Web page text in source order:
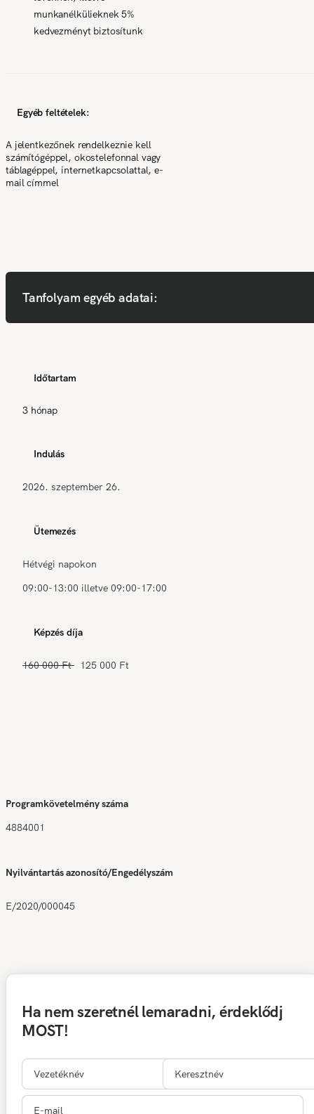
munkanélkülieknek 5%
kedvezményt biztosítunk
Egyéb feltételek:
A jelentkezőnek rendelkeznie kell
számítógéppel, okostelefonnal vagy
táblagéppel, internetkapcsolattal, e-
mail címmel
Tanfolyam egyéb adatai:
Időtartam
3 hónap
Indulás
2026. szeptember 26.
Ütemezés
Hétvégi napokon
09:00-13:00 illetve 09:00-17:00
Képzés díja
160 000 Ft 125 000 Ft
Programkövetelmény száma
4884001
Nyilvántartás azonosító/Engedélyszám
E/2020/000045
Ha nem szeretnél lemaradni, érdeklődj
MOST!